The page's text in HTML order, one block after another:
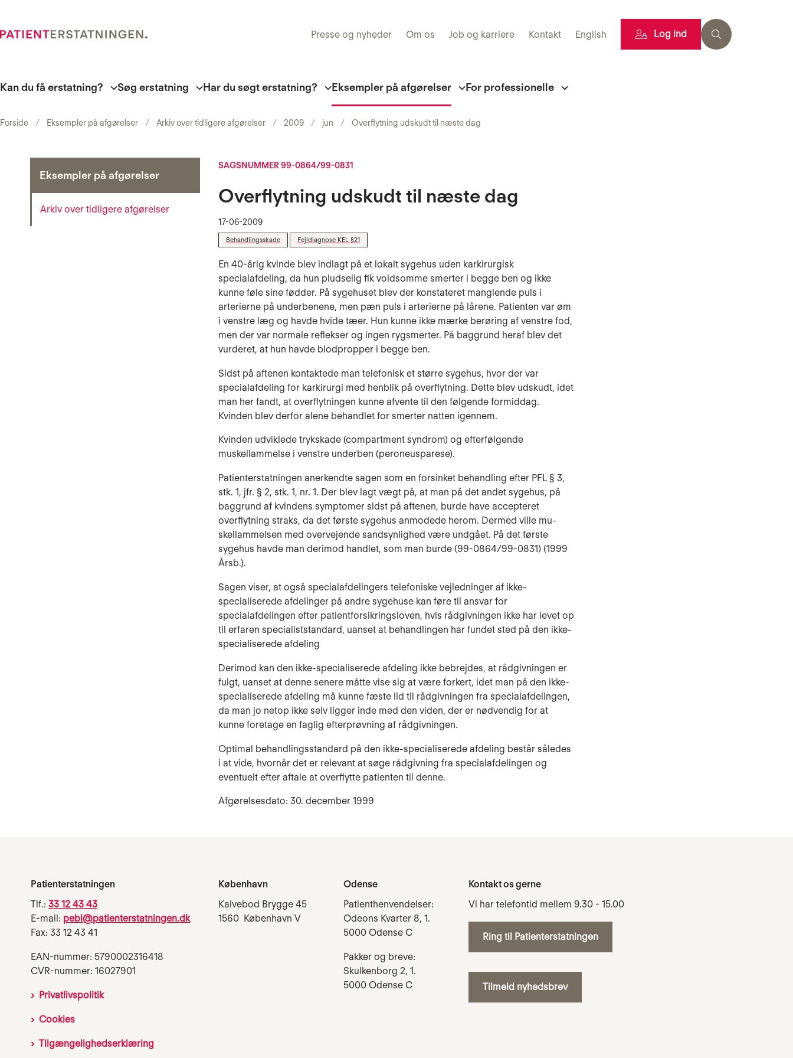
Presse og nyheder Om os Job og karriere Kontakt English Log ind
Kan du få erstatning? Søg erstatning Har du søgt erstatning? Eksempler på afgørelser For professionelle
Forside Eksempler på afgørelser Arkiv over tidligere afgørelser 2009 jun Overflytning udskudt til næste dag
Eksempler på afgørelser
Arkiv over tidligere afgørelser
SAGSNUMMER 99-0864/99-0831
Overflytning udskudt til næste dag
17-06-2009
Behandlingsskade Fejldiagnose KEL §21
En 40-årig kvinde blev indlagt på et lokalt sygehus uden karkirurgisk
specialafdeling, da hun pludselig fik voldsomme smerter i begge ben og ikke
kunne føle sine fødder. På sy­gehuset blev der konstateret manglende puls i
arterierne på underbenene, men pæn puls i arterierne på lårene. Patienten var øm
i venstre læg og havde hvide tæer. Hun kunne ikke mærke berøring af venstre fod,
men der var normale reflekser og ingen rygsmerter. På bag­grund heraf blev det
vurderet, at hun havde blodpropper i begge ben.
Sidst på aftenen kontaktede man telefonisk et større sygehus, hvor der var
specialafde­ling for karkirurgi med henblik på overflytning. Dette blev udskudt, idet
man her fandt, at overflyt­ningen kunne afvente til den følgende formid­dag.
Kvinden blev derfor alene behandlet for smerter natten igennem.
Kvinden udviklede trykskade (compartment syndrom) og efterfølgende
muskellam­melse i venstre underben (peroneusparese).
Patienterstatningen anerkendte sagen som en forsinket behandling efter PFL § 3,
stk. 1, jfr. § 2, stk. 1, nr. 1. Der blev lagt vægt på, at man på det andet sygehus, på
baggrund af kvindens symptomer sidst på aftenen, burde have accepteret
overflytning straks, da det første sygehus anmodede herom. Dermed ville mu­
skellammelsen med overvejende sandsynlighed være und­gået. På det første
sygehus havde man derimod handlet, som man burde (99-0864/99-0831) (1999
Årsb.).
Sagen viser, at også specialafdelingers telefoniske vejledninger af ikke-
specialiserede afde­linger på andre sygehuse kan føre til ansvar for
specialafdelingen efter patientfor­sikringslo­ven, hvis rådgivningen ikke har levet op
til erfaren specialiststandard, uanset at behandlingen har fundet sted på den ikke-
specialiserede afdeling
Derimod kan den ikke-specialiserede afdeling ikke bebrejdes, at rådgivningen er
fulgt, uanset at denne senere måtte vise sig at være forkert, idet man på den ikke-
specialise­rede afdeling må kunne fæste lid til rådgivningen fra specialafdelingen,
da man jo netop ikke selv ligger inde med den viden, der er nødvendig for at
kunne foretage en faglig efterprøvning af rådgiv­ningen.
Optimal behandlingsstandard på den ikke-specialiserede afdeling består således
i at vide, hvornår det er relevant at søge rådgivning fra specialafdelingen og
eventuelt efter aftale at overflytte patienten til denne.
Afgørelsesdato: 30. december 1999
Patienterstatningen
Tlf.: 33 12 43 43
E-mail: pebl@patienterstatningen.dk
Fax: 33 12 43 41
EAN-nummer: 5790002316418
CVR-nummer: 16027901
Privatlivspolitik
Cookies
Tilgængelighedserklæring
København
Kalvebod Brygge 45
1560 København V
Odense
Patienthenvendelser:
Odeons Kvarter 8, 1.
5000 Odense C
Pakker og breve:
Skulkenborg 2, 1.
5000 Odense C
Kontakt os gerne
Vi har telefontid mellem 9.30 - 15.00
Ring til Patienterstatningen
Tilmeld nyhedsbrev